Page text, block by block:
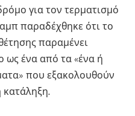
για τον τερματισμό
παραδέχθηκε ότι το
παραμένει
ως ένα από τα «ένα ή
που εξακολουθούν
κατάληξη.